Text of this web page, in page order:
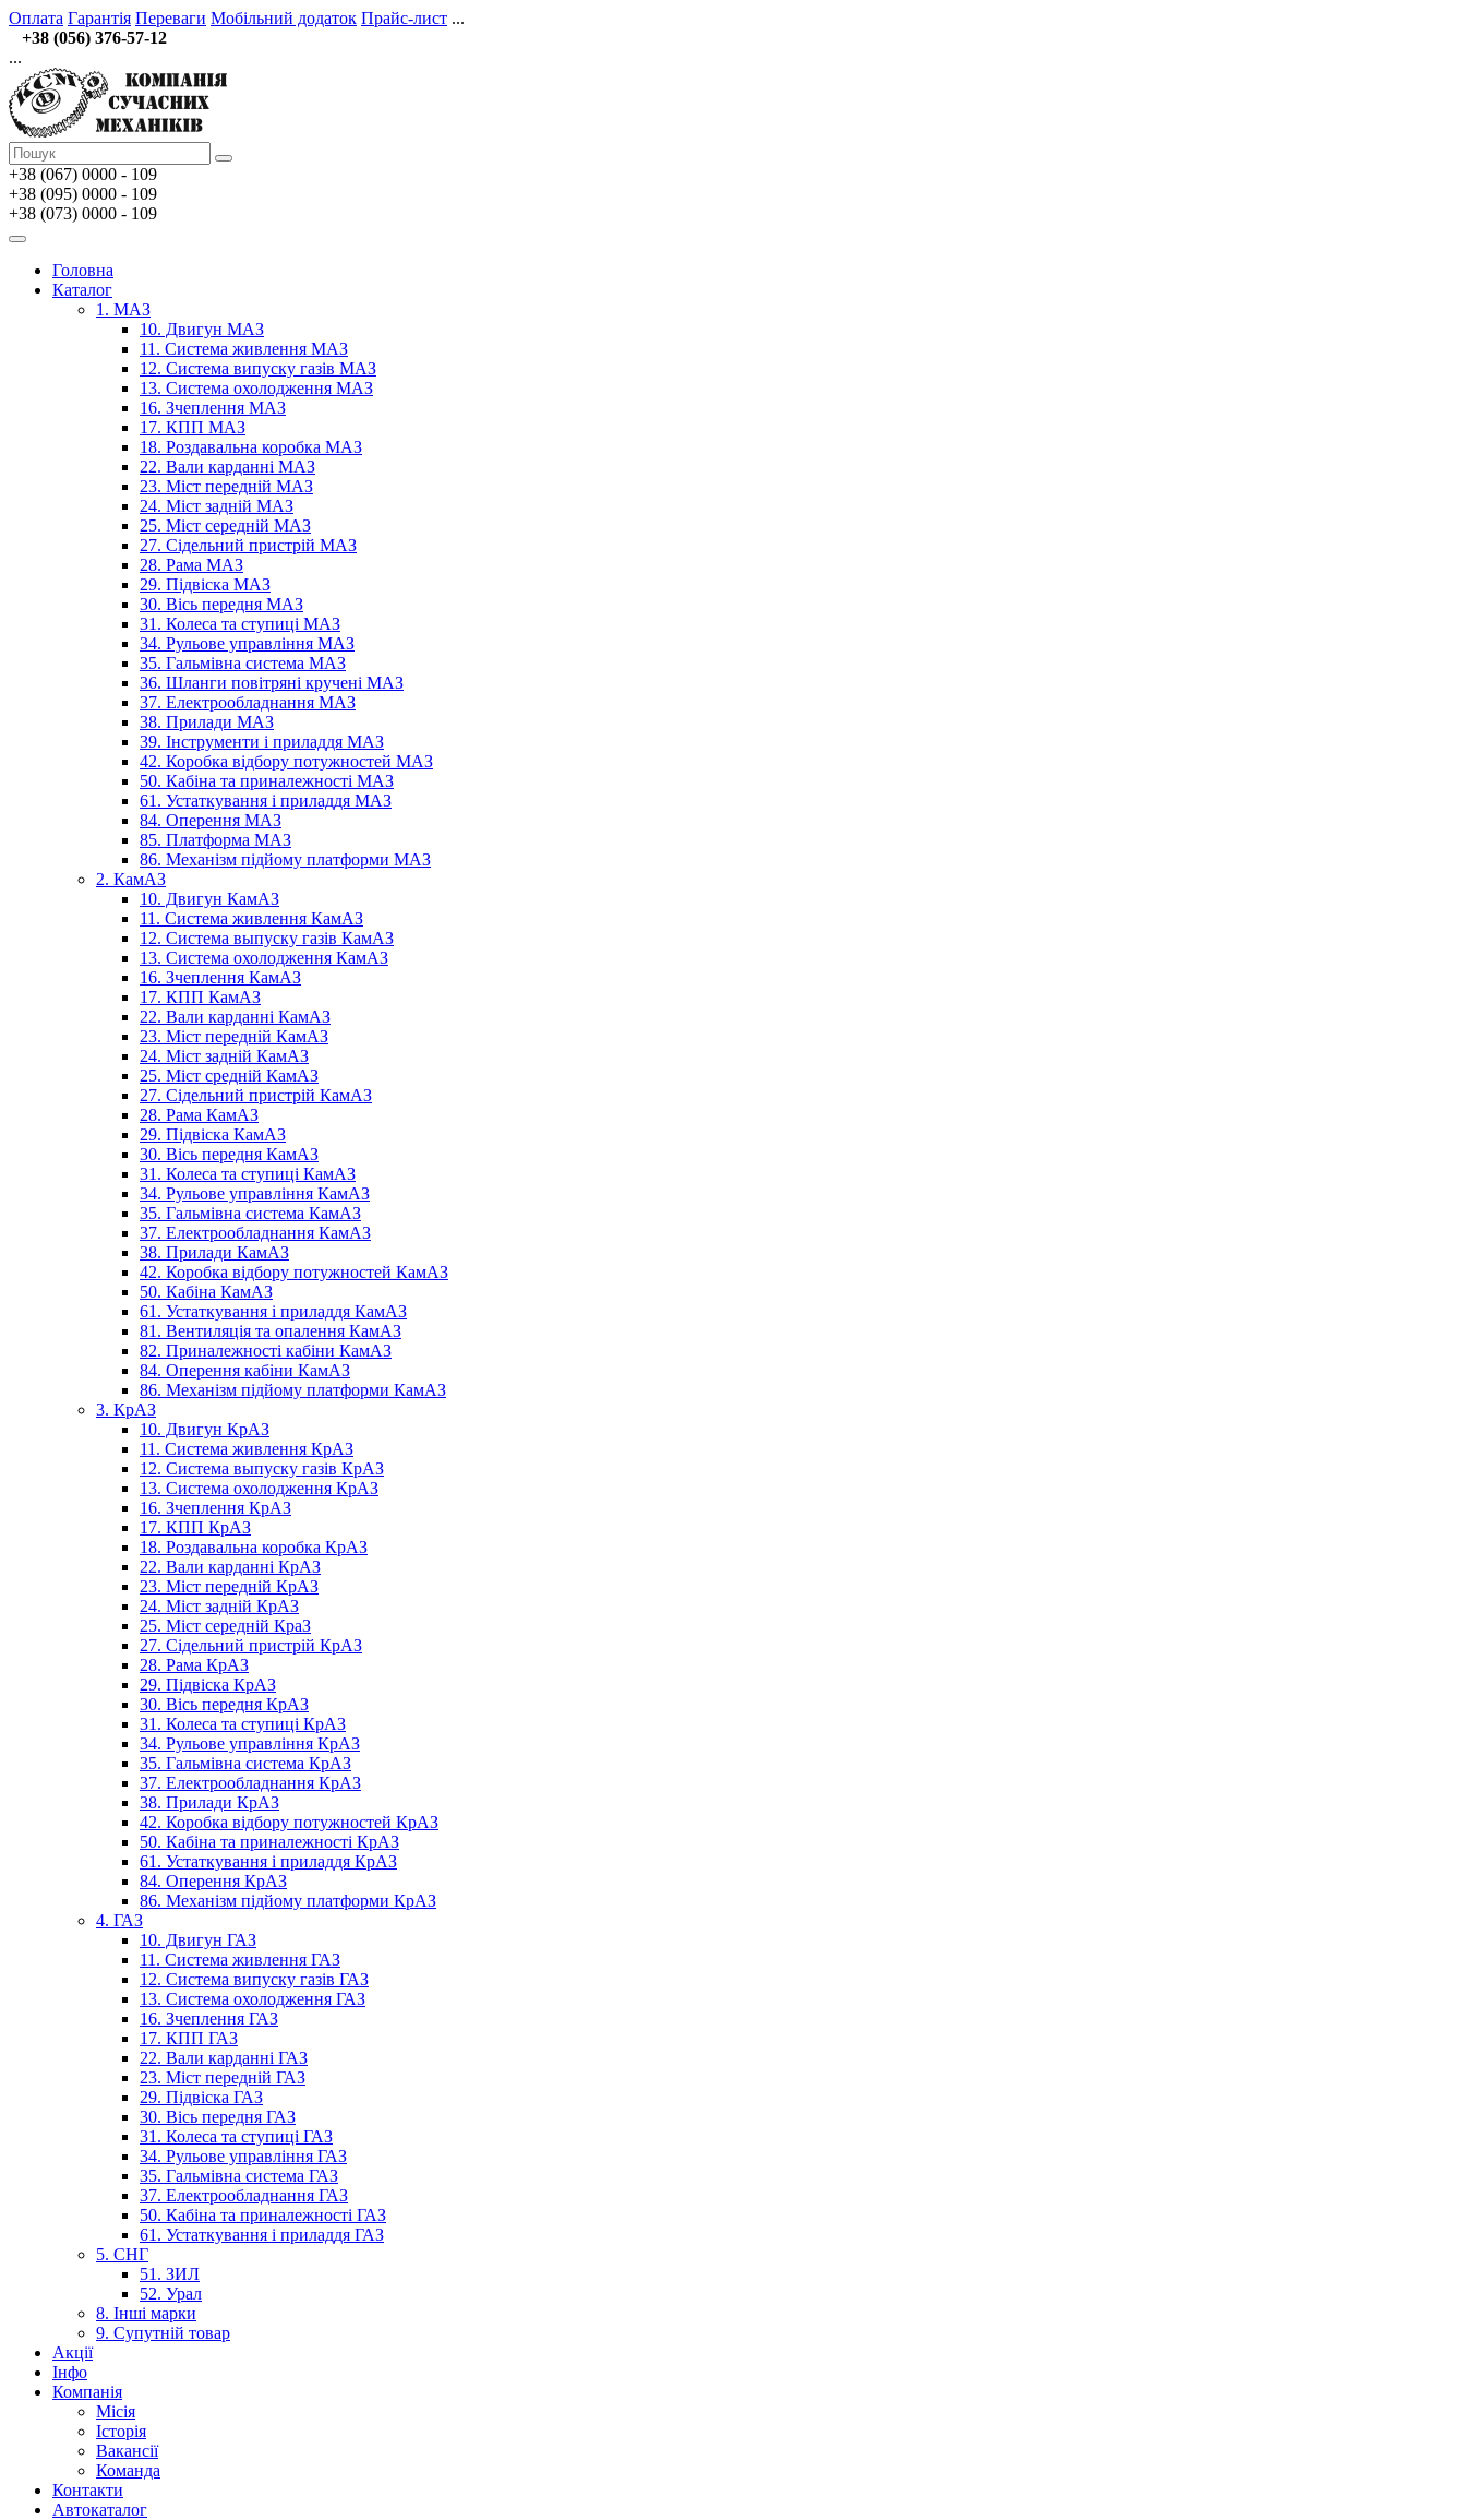
Оплата Гарантія Переваги Мобільний додаток Прайс-лист ...
+38 (056) 376-57-12
...
+38 (067) 0000 - 109
+38 (095) 0000 - 109
+38 (073) 0000 - 109
Головна
Каталог
1. МАЗ
10. Двигун МАЗ
11. Система живлення МАЗ
12. Система випуску газів МАЗ
13. Система охолодження МАЗ
16. Зчеплення МАЗ
17. КПП МАЗ
18. Роздавальна коробка МАЗ
22. Вали карданні МАЗ
23. Міст передній МАЗ
24. Міст задній МАЗ
25. Міст середній МАЗ
27. Сідельний пристрій МАЗ
28. Рама МАЗ
29. Підвіска МАЗ
30. Вісь передня МАЗ
31. Колеса та ступиці МАЗ
34. Рульове управління МАЗ
35. Гальмівна система МАЗ
36. Шланги повітряні кручені МАЗ
37. Електрообладнання МАЗ
38. Прилади МАЗ
39. Інструменти і приладдя МАЗ
42. Коробка відбору потужностей МАЗ
50. Кабіна та приналежності МАЗ
61. Устаткування і приладдя МАЗ
84. Оперення МАЗ
85. Платформа МАЗ
86. Механізм підйому платформи МАЗ
2. КамАЗ
10. Двигун КамАЗ
11. Система живлення КамАЗ
12. Система выпуску газів КамАЗ
13. Система охолодження КамАЗ
16. Зчеплення КамАЗ
17. КПП КамАЗ
22. Вали карданні КамАЗ
23. Міст передній КамАЗ
24. Міст задній КамАЗ
25. Міст средній КамАЗ
27. Сідельний пристрій КамАЗ
28. Рама КамАЗ
29. Підвіска КамАЗ
30. Вісь передня КамАЗ
31. Колеса та ступиці КамАЗ
34. Рульове управління КамАЗ
35. Гальмівна система КамАЗ
37. Електрообладнання КамАЗ
38. Прилади КамАЗ
42. Коробка відбору потужностей КамАЗ
50. Кабіна КамАЗ
61. Устаткування і приладдя КамАЗ
81. Вентиляція та опалення КамАЗ
82. Приналежності кабіни КамАЗ
84. Оперення кабіни КамАЗ
86. Механізм підйому платформи КамАЗ
3. КрАЗ
10. Двигун КрАЗ
11. Система живлення КрАЗ
12. Система выпуску газів КрАЗ
13. Система охолодження КрАЗ
16. Зчеплення КрАЗ
17. КПП КрАЗ
18. Роздавальна коробка КрАЗ
22. Вали карданні КрАЗ
23. Міст передній КрАЗ
24. Міст задній КрАЗ
25. Міст середній КраЗ
27. Сідельний пристрій КрАЗ
28. Рама КрАЗ
29. Підвіска КрАЗ
30. Вісь передня КрАЗ
31. Колеса та ступиці КрАЗ
34. Рульове управління КрАЗ
35. Гальмівна система КрАЗ
37. Електрообладнання КрАЗ
38. Прилади КрАЗ
42. Коробка відбору потужностей КрАЗ
50. Кабіна та приналежності КрАЗ
61. Устаткування і приладдя КрАЗ
84. Оперення КрАЗ
86. Механізм підйому платформи КрАЗ
4. ГАЗ
10. Двигун ГАЗ
11. Система живлення ГАЗ
12. Система випуску газів ГАЗ
13. Система охолодження ГАЗ
16. Зчеплення ГАЗ
17. КПП ГАЗ
22. Вали карданні ГАЗ
23. Міст передній ГАЗ
29. Підвіска ГАЗ
30. Вісь передня ГАЗ
31. Колеса та ступиці ГАЗ
34. Рульове управління ГАЗ
35. Гальмівна система ГАЗ
37. Електрообладнання ГАЗ
50. Кабіна та приналежності ГАЗ
61. Устаткування і приладдя ГАЗ
5. СНГ
51. ЗИЛ
52. Урал
8. Інші марки
9. Супутній товар
Акції
Інфо
Компанія
Місія
Історія
Вакансії
Команда
Контакти
Автокаталог